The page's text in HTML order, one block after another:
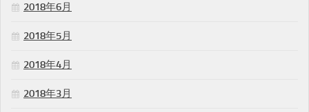
2018年6月
2018年5月
2018年4月
2018年3月